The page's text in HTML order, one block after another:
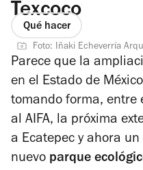
Texcoco
Qué hacer
Foto: Iñaki Echeverría
Parece que la
en el Estado de
tomando forma, entre
al AIFA, la próxima
a Ecatepec y ahora un
nuevo parque